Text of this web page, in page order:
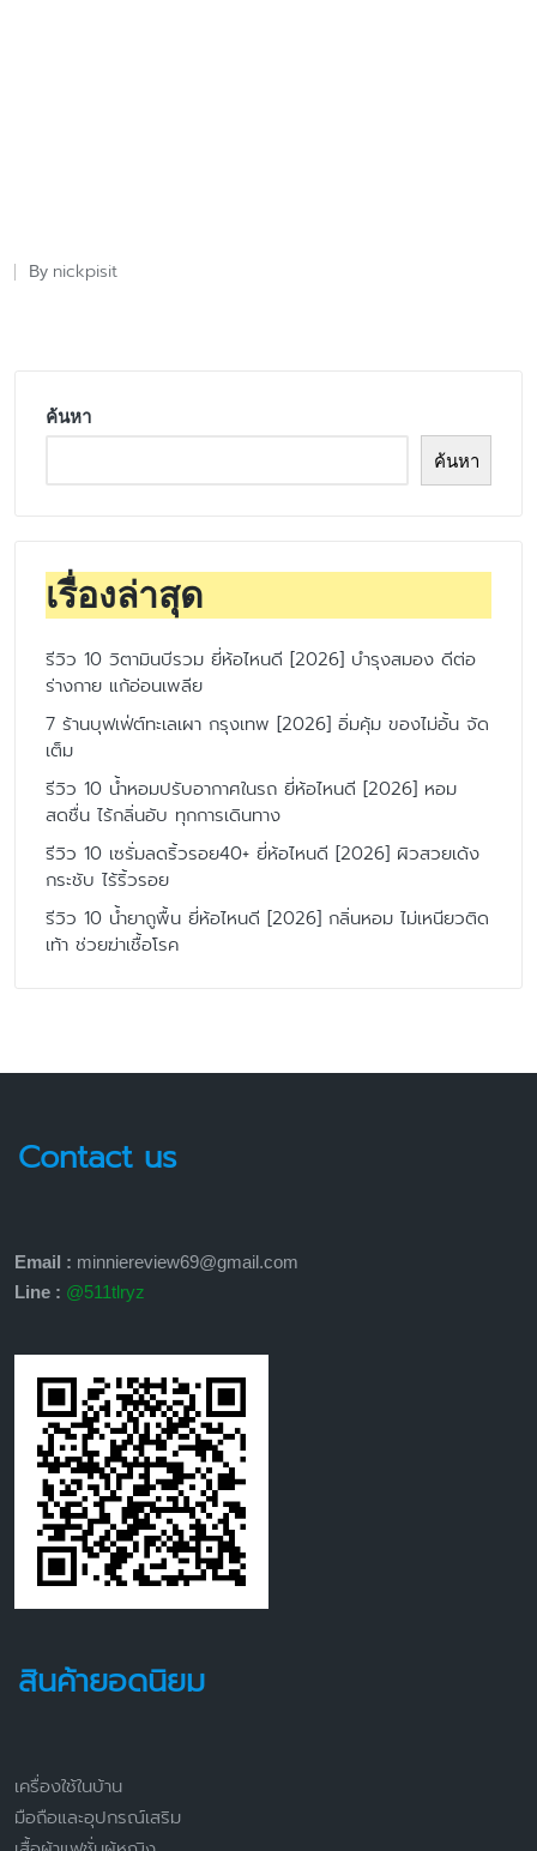
Posted
By nickpisit
ค้นหา
ค้นหา
เรื่องล่าสุด
รีวิว 10 วิตามินบีรวม ยี่ห้อไหนดี [2026] บำรุงสมอง ดีต่อ
ร่างกาย แก้อ่อนเพลีย
7 ร้านบุฟเฟ่ต์ทะเลเผา กรุงเทพ [2026] อิ่มคุ้ม ของไม่อั้น จัด
เต็ม
รีวิว 10 น้ำหอมปรับอากาศในรถ ยี่ห้อไหนดี [2026] หอม
สดชื่น ไร้กลิ่นอับ ทุกการเดินทาง
รีวิว 10 เซรั่มลดริ้วรอย40+ ยี่ห้อไหนดี [2026] ผิวสวยเด้ง
กระชับ ไร้ริ้วรอย
รีวิว 10 น้ำยาถูพื้น ยี่ห้อไหนดี [2026] กลิ่นหอม ไม่เหนียวติด
เท้า ช่วยฆ่าเชื้อโรค
Contact us
Email : minniereview69@gmail.com
Line : @511tlryz
สินค้ายอดนิยม
เครื่องใช้ในบ้าน
มือถือและอุปกรณ์เสริม